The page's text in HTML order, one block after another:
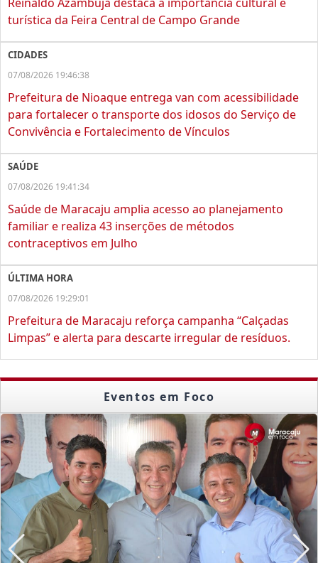
turística da Feira Central de Campo Grande
CIDADES
07/08/2026 19:46:38
Prefeitura de Nioaque entrega van com acessibilidade
para fortalecer o transporte dos idosos do Serviço de
Convivência e Fortalecimento de Vínculos
SAÚDE
07/08/2026 19:41:34
Saúde de Maracaju amplia acesso ao planejamento
familiar e realiza 43 inserções de métodos
contraceptivos em Julho
ÚLTIMA HORA
07/08/2026 19:29:01
Prefeitura de Maracaju reforça campanha “Calçadas
Limpas” e alerta para descarte irregular de resíduos.
Eventos em Foco